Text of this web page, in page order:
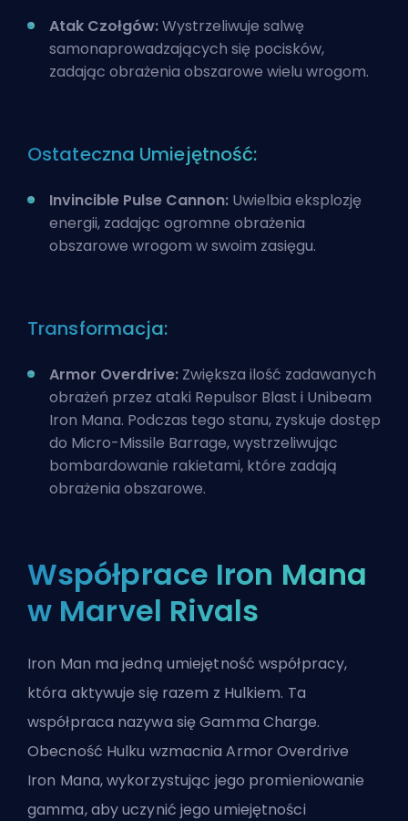
Atak Czołgów:Wystrzeliwuje salwę
samonaprowadzających się pocisków,
zadając obrażenia obszarowe wielu wrogom.
Ostateczna Umiejętność:
Invincible Pulse Cannon: Uwielbia eksplozję
energii, zadając ogromne obrażenia
obszarowe wrogom w swoim zasięgu.
Transformacja:
Armor Overdrive: Zwiększa ilość zadawanych
obrażeń przez ataki Repulsor Blast i Unibeam
Iron Mana. Podczas tego stanu, zyskuje dostęp
do Micro-Missile Barrage, wystrzeliwując
bombardowanie rakietami, które zadają
obrażenia obszarowe.
Współprace Iron Mana
w Marvel Rivals
Iron Man ma jedną umiejętność współpracy,
która aktywuje się razem z Hulkiem. Ta
współpraca nazywa się Gamma Charge.
Obecność Hulku wzmacnia Armor Overdrive
Iron Mana, wykorzystując jego promieniowanie
gamma, aby uczynić jego umiejętności